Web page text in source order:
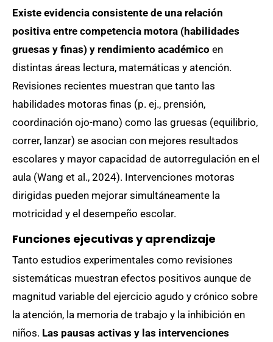
Existe evidencia consistente de una relación
positiva entre competencia motora (habilidades
gruesas y finas) y rendimiento académico en
distintas áreas lectura, matemáticas y atención.
Revisiones recientes muestran que tanto las
habilidades motoras finas (p. ej., prensión,
coordinación ojo-mano) como las gruesas (equilibrio,
correr, lanzar) se asocian con mejores resultados
escolares y mayor capacidad de autorregulación en el
aula (Wang et al., 2024). Intervenciones motoras
dirigidas pueden mejorar simultáneamente la
motricidad y el desempeño escolar.
Funciones ejecutivas y aprendizaje
Tanto estudios experimentales como revisiones
sistemáticas muestran efectos positivos aunque de
magnitud variable del ejercicio agudo y crónico sobre
la atención, la memoria de trabajo y la inhibición en
niños. Las pausas activas y las intervenciones